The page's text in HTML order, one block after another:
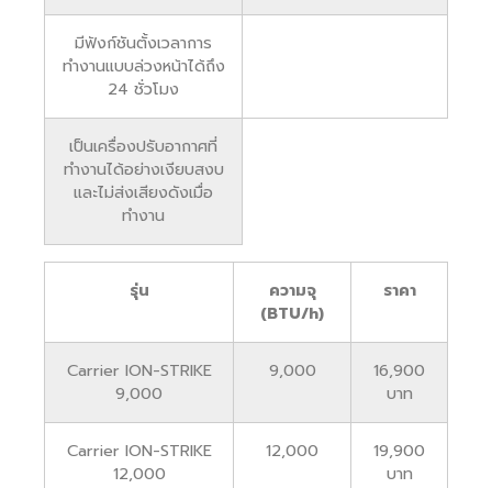
มีฟังก์ชันตั้งเวลาการ
ทำงานแบบล่วงหน้าได้ถึง
24 ชั่วโมง
เป็นเครื่องปรับอากาศที่
ทำงานได้อย่างเงียบสงบ
และไม่ส่งเสียงดังเมื่อ
ทำงาน
รุ่น
ความจุ
(BTU/h)
ราคา
Carrier ION-STRIKE
9,000
9,000
16,900
บาท
Carrier ION-STRIKE
12,000
12,000
19,900
บาท